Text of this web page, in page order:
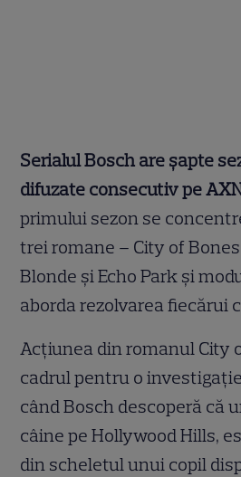
Serialul Bosch are șapte
difuzate consecutiv pe
primului sezon se
trei romane – City of
Blonde și Echo Park și
aborda rezolvarea fiecărui
Acțiunea din romanul City
cadrul pentru o
când Bosch descoperă că
câine pe Hollywood Hills,
din scheletul unui copil